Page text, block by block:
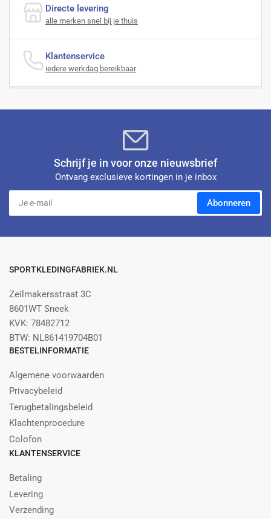
Directe levering
alle merken snel bij je thuis
Klantenservice
iedere werkdag bereikbaar
Schrijf je in voor onze nieuwsbrief
Ontvang exclusieve kortingen in je inbox
Je
mail
Abonneren
SPORTKLEDINGFABRIEK.NL
Zeilmakersstraat 3C
8601WT Sneek
KVK: 78482712
BTW: NL861419704B01
BESTELINFORMATIE
Algemene voorwaarden
Privacybeleid
Terugbetalingsbeleid
Klachtenprocedure
Colofon
KLANTENSERVICE
Betaling
Levering
Verzending